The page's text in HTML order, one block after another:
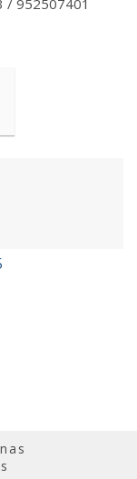
/ 952507401